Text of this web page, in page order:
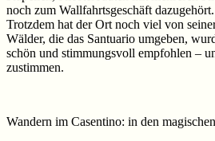
noch zum Wallfahrtsgeschäft dazugehört.
Trotzdem hat der Ort noch viel von
Wälder, die das Santuario umgeben,
schön und stimmungsvoll empfohlen –
zustimmen.
Wandern im Casentino: in den